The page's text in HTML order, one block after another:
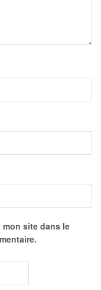
mon site dans le